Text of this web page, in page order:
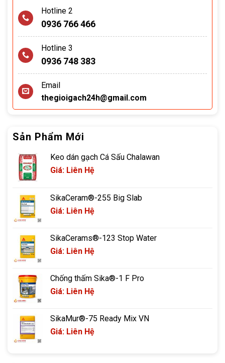
Hotline 2
0936 766 466
Hotline 3
0936 748 383
Email
thegioigach24h@gmail.com
Sản Phẩm Mới
Keo dán gạch Cá Sấu Chalawan
Giá: Liên Hệ
SikaCeram®-255 Big Slab
Giá: Liên Hệ
SikaCerams®-123 Stop Water
Giá: Liên Hệ
Chống thấm Sika®-1 F Pro
Giá: Liên Hệ
SikaMur®-75 Ready Mix VN
Giá: Liên Hệ